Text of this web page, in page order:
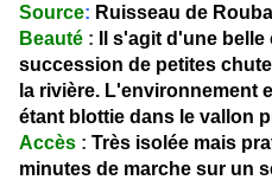
Source: Ruisseau de
Beauté :
Il s'agit d'une
succession de petites
la rivière. L'environnement
étant blottie dans le vallon
Accès : Très isolée mais
minutes de marche sur un